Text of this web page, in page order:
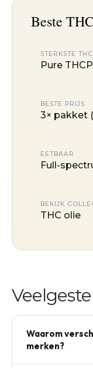
Beste
STERKSTE
Pure
BESTE PRIJS
3× pakket
EETBAAR
Full-
BEKIJK
THC olie
Waarom
merken?